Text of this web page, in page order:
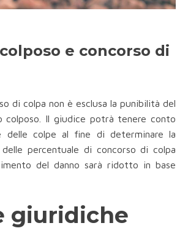
e concorso di
di colpa non è esclusa la punibilità del
colposo. Il giudice potrà tenere conto
delle colpe al fine di determinare la
delle percentuale di concorso di colpa
del danno sarà ridotto in base
giuridiche